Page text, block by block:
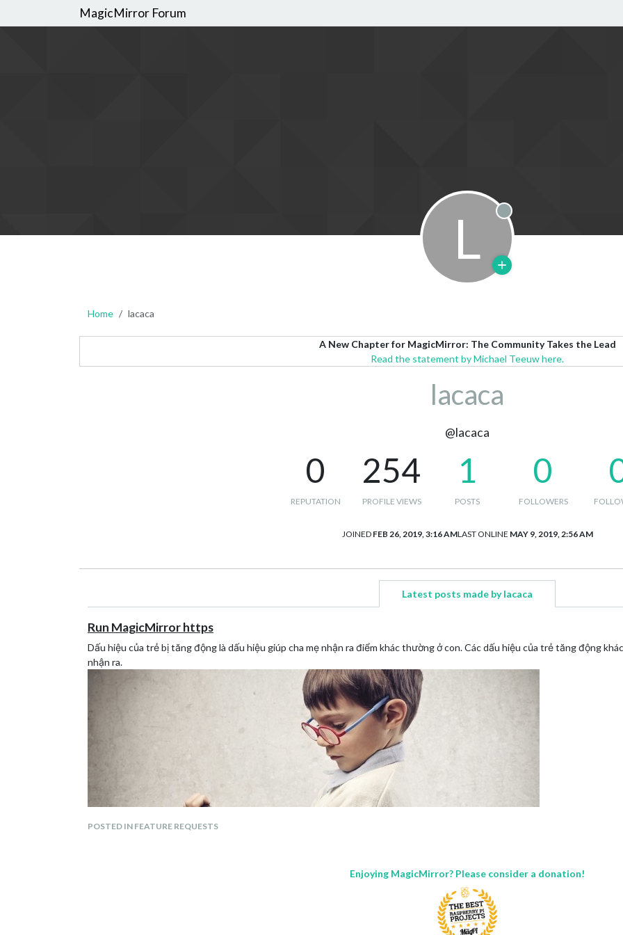
MagicMirror Forum
L Offline
Home lacaca
A New Chapter for MagicMirror: The Community Takes the Lead
Read the statement by Michael Teeuw here.
lacaca
@lacaca
0
REPUTATION
254
PROFILE VIEWS
1
POSTS
0
FOLLOWERS
JOINED FEB 26, 2019, 3:16 AMLAST ONLINE MAY 9, 2019, 2:56 AM
Latest posts made by lacaca
Run MagicMirror https
Dấu hiệu của trẻ bị tăng động là dấu hiệu giúp cha mẹ nhận ra điểm khác thường ở con. Các dấu hiệu của trẻ tăng động
nhận ra.
, ngoài ra để nhận ra trẻ tăng động, phụ
Trẻ thường hay di chuyển, di chuyển nhanh chóng từ hoạt động này sang hoạt động khác, hoạt động liên tục, đặc biệt là
POSTED IN FEATURE REQUESTS
Enjoying MagicMirror? Please consider a donation!